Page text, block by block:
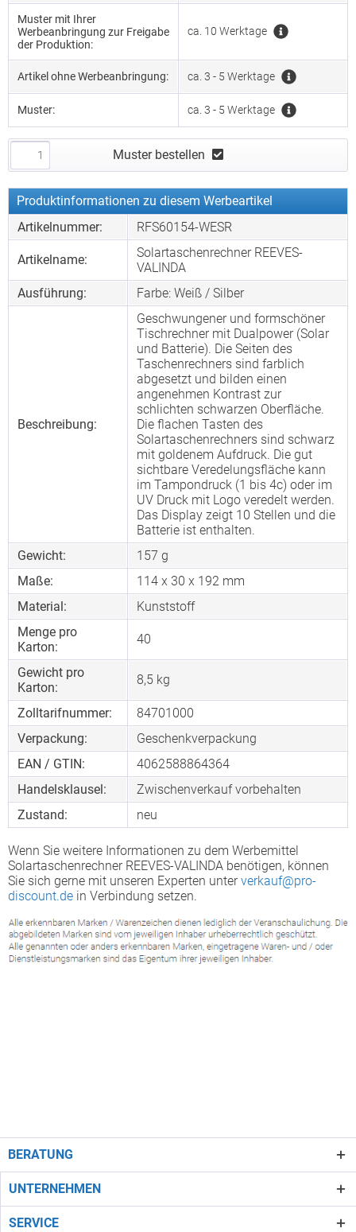
Muster mit Ihrer
Werbeanbringung zur Freigabe
der Produktion:
ca. 10 Werktage
Artikel ohne Werbeanbringung: ca. 3 - 5 Werktage
Muster: ca. 3 - 5 Werktage
Muster bestellen
Produktinformationen zu diesem Werbeartikel
Artikelnummer:
RFS60154-WESR
Artikelname:
Solartaschenrechner REEVES-
VALINDA
Ausführung:
Farbe: Weiß / Silber
Beschreibung:
Geschwungener und formschöner
Tischrechner mit Dualpower (Solar
und Batterie). Die Seiten des
Taschenrechners sind farblich
abgesetzt und bilden einen
angenehmen Kontrast zur
schlichten schwarzen Oberfläche.
Die flachen Tasten des
Solartaschenrechners sind schwarz
mit goldenem Aufdruck. Die gut
sichtbare Veredelungsfläche kann
im Tampondruck (1 bis 4c) oder im
UV Druck mit Logo veredelt werden.
Das Display zeigt 10 Stellen und die
Batterie ist enthalten.
Gewicht:
157 g
Maße:
114 x 30 x 192 mm
Material:
Kunststoff
Menge pro
Karton:
40
Gewicht pro
Karton:
8,5 kg
Zolltarifnummer:
84701000
Verpackung:
Geschenkverpackung
EAN / GTIN:
4062588864364
Handelsklausel:
Zwischenverkauf vorbehalten
Zustand:
neu
Wenn Sie weitere Informationen zu dem Werbemittel
Solartaschenrechner REEVES-VALINDA benötigen, können
Sie sich gerne mit unseren Experten unterverkauf@pro-
discount.de in Verbindung setzen.
BERATUNG
UNTERNEHMEN
SERVICE